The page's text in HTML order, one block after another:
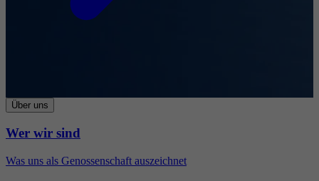
Über uns
Wer wir sind
Was uns als Genossenschaft auszeichnet